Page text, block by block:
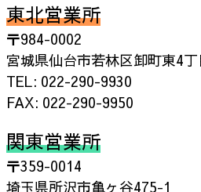
東北営業所
〒984-0002
宮城県仙台市若林区卸町東4
TEL: 022-290-9930
FAX: 022-290-9950
関東営業所
〒359-0014
埼玉県所沢市亀ヶ谷475-1